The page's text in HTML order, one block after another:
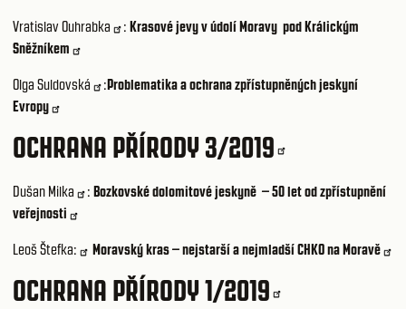
Vratislav Ouhrabka : Krasové jevy v údolí Moravy pod Králickým
Sněžníkem
Olga Suldovská :Problematika a ochrana zpřístupněných jeskyní
Evropy
OCHRANA PŘÍRODY 3/2019
Dušan Milka : Bozkovské dolomitové jeskyně – 50 let od zpřístupnění
veřejnosti
Leoš Štefka: Moravský kras – nejstarší a nejmladší CHKO na Moravě
OCHRANA PŘÍRODY 1/2019